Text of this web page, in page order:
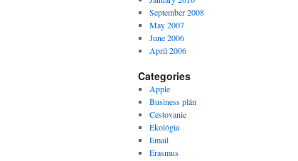
September 2008
May 2007
June 2006
April 2006
Categories
Apple
Business plán
Cestovanie
Ekológia
Email
Erasmus